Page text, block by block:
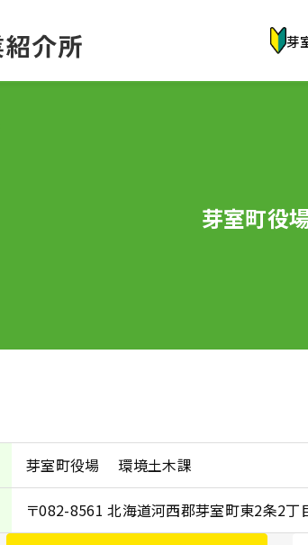
芽
芽室町役
芽室町役場 環境土木課
〒082-8561 北海道河西郡芽室町東2条2丁